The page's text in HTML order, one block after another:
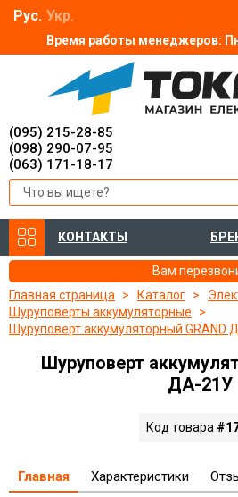
Время работы менеджеров:
Рус. Укр.
(095) 215-28-85
(098) 290-07-95
(063) 171-18-17
КОНТАКТЫ
Вам
Главная страница
Каталог
Шуруповёрты аккумуляторные
Шуруповерт аккумуляторный GRAND
Шуруповерт
ДА-21У
Код товара
Главная Характеристики